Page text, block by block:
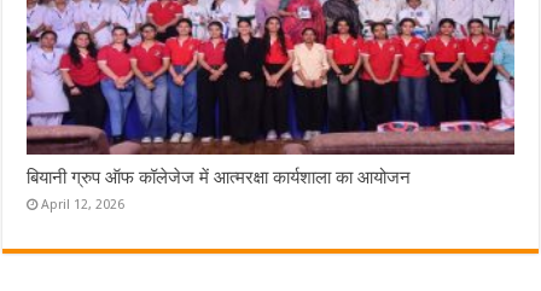
बियानी ग्रुप ऑफ कॉलेजेज में आत्मरक्षा कार्यशाला का आयोजन
April 12, 2026